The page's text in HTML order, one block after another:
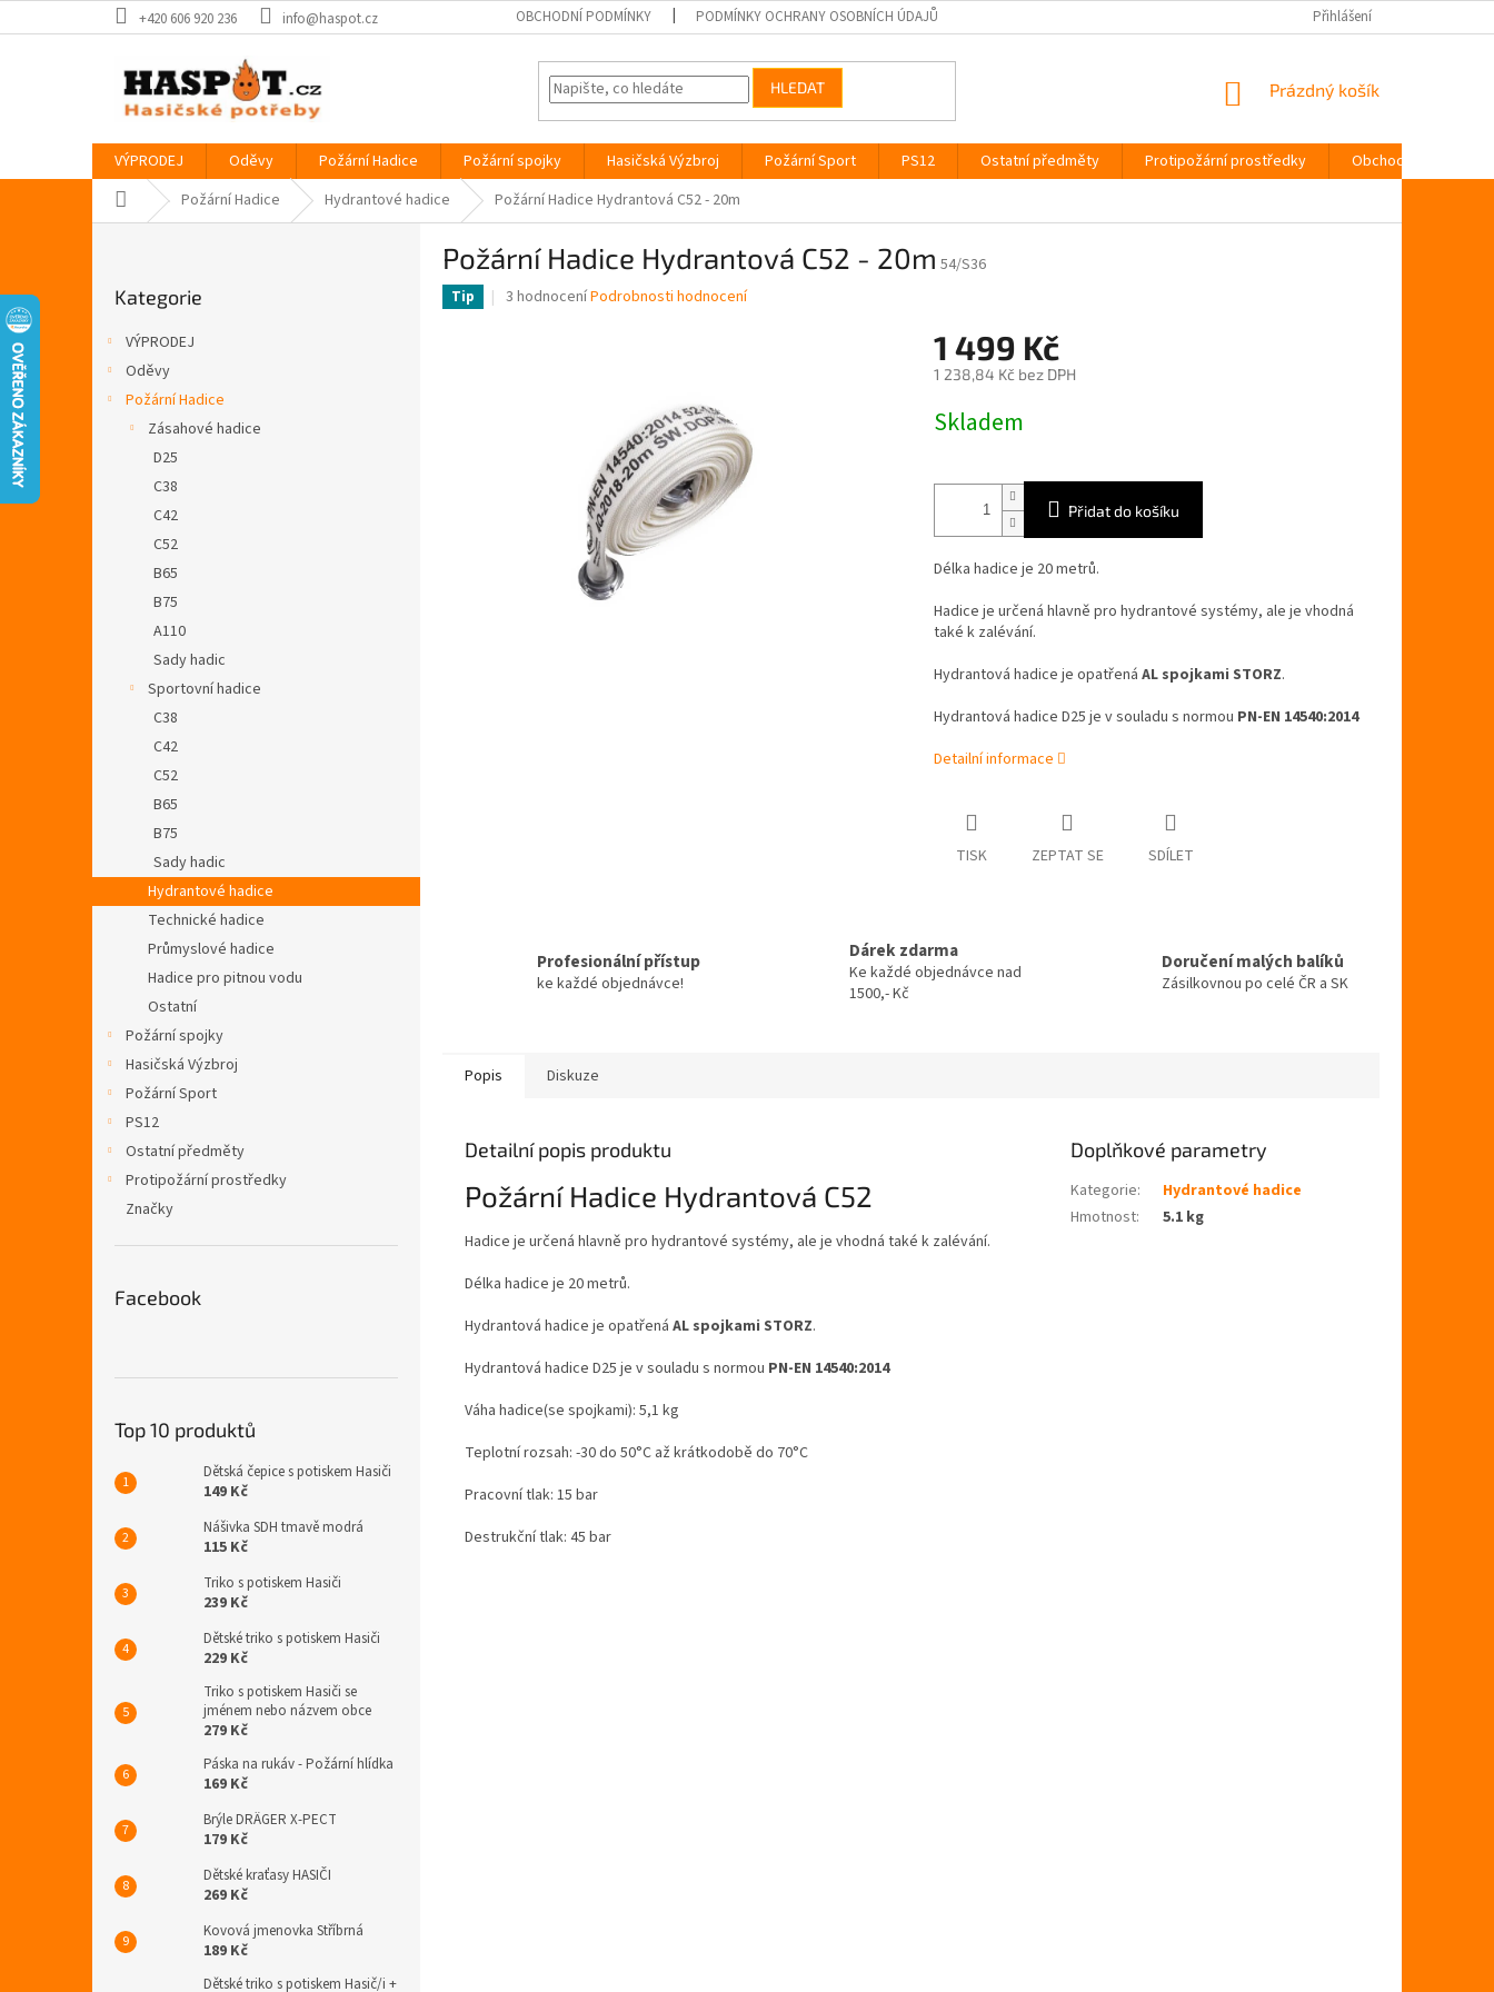
na
+420 606 920 236 info@haspot.cz OBCHODNÍ PODMÍNKY PODMÍNKY OCHRANY OSOBNÍCH ÚDAJŮ Přihlášení
HLEDAT
NÁKUPNÍ
Prázdný košík
VÝPRODEJ Oděvy Požární Hadice Požární spojky Hasičská Výzbroj Požární Sport PS12 Ostatní předměty Protipožární prostředky
Obchodní podmínky
Domů Požární Hadice Hydrantové hadice Požární Hadice Hydrantová C52 - 20m
kategorie
Kategorie
VÝPRODEJ
Oděvy
Požární Hadice
Zásahové hadice
D25
C38
C42
C52
B65
B75
A110
Sady hadic
Sportovní hadice
C38
C42
C52
B65
B75
Sady hadic
Hydrantové hadice
Technické hadice
Průmyslové hadice
Hadice pro pitnou vodu
Ostatní
Požární spojky
Hasičská Výzbroj
Požární Sport
PS12
Ostatní předměty
Protipožární prostředky
Značky
Facebook
Top 10 produktů
Dětská čepice s potiskem Hasiči
149 Kč
Nášivka SDH tmavě modrá
115 Kč
Triko s potiskem Hasiči
239 Kč
Dětské triko s potiskem Hasiči
229 Kč
Triko s potiskem Hasiči se
jménem nebo názvem obce
279 Kč
Páska na rukáv - Požární hlídka
169 Kč
Brýle DRÄGER X-PECT
179 Kč
Dětské kraťasy HASIČI
269 Kč
Kovová jmenovka Stříbrná
189 Kč
Dětské triko s potiskem Hasič/i +
Požární Hadice Hydrantová C52 - 20m 54/S36
Tip
Průměrné
3 hodnoceníPodrobnosti hodnocení
1 499 Kč
1 238,84 Kč bez DPH
cena:
Skladem
Přidat do košíku
Délka hadice je 20 metrů.
Hadice je určená hlavně pro hydrantové systémy, ale je vhodná
také k zalévání.
Hydrantová hadice je opatřená AL spojkami STORZ.
Hydrantová hadice D25 je v souladu s normou PN-EN 14540:2014
Detailní informace
TISK ZEPTAT SE SDÍLET
Profesionální přístup
ke každé objednávce!
Dárek zdarma
Ke každé objednávce nad
1500,- Kč
Doručení malých balíků
Zásilkovnou po celé ČR a SK
Popis Diskuze
Detailní popis produktu
Požární Hadice Hydrantová C52
Hadice je určená hlavně pro hydrantové systémy, ale je vhodná také k zalévání.
Délka hadice je 20 metrů.
Hydrantová hadice je opatřená AL spojkami STORZ.
Hydrantová hadice D25 je v souladu s normou PN-EN 14540:2014
Váha hadice(se spojkami): 5,1 kg
Teplotní rozsah: -30 do 50°C až krátkodobě do 70°C
Pracovní tlak: 15 bar
Destrukční tlak: 45 bar
Doplňkové parametry
Kategorie:
Hydrantové hadice
Hmotnost: 5.1 kg